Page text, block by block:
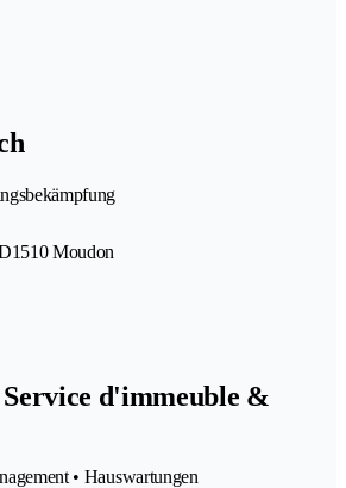
1510 Moudon
d'immeuble &
• Hauswartungen